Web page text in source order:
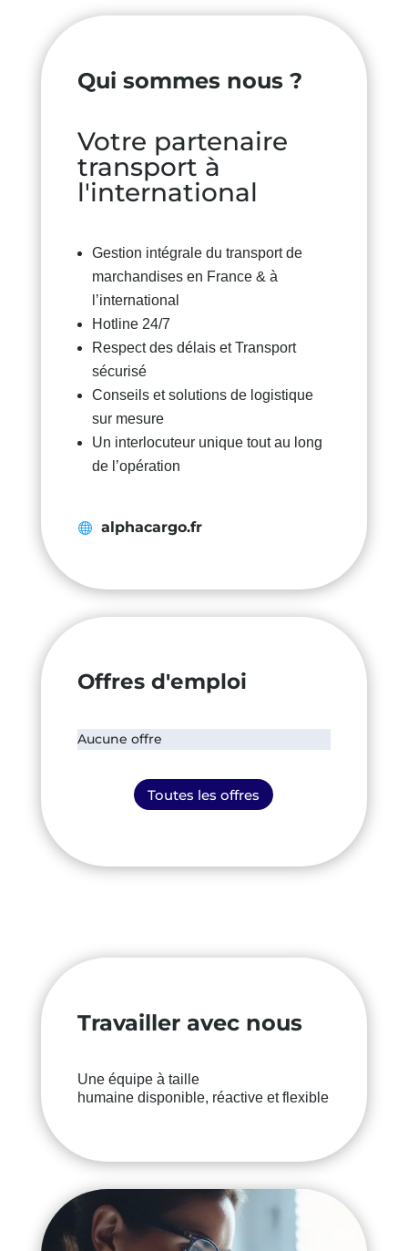
Qui sommes nous ?
Votre partenaire
transport à
l'international
Gestion intégrale du transport de
marchandises en France & à
l’international
Hotline 24/7
Respect des délais et Transport
sécurisé
Conseils et solutions de logistique
sur mesure
Un interlocuteur unique tout au long
de l’opération
alphacargo.fr
Offres d'emploi
Aucune offre
Toutes les offres
Travailler avec nous
Une équipe à taille
humaine disponible, réactive et flexible